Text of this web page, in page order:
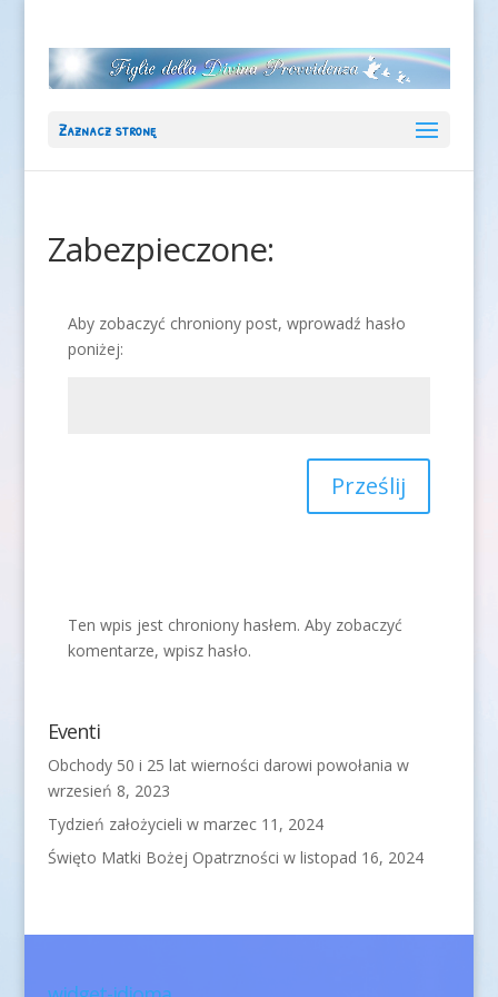
Zaznacz stronę
Zabezpieczone:
Aby zobaczyć chroniony post, wprowadź hasło
poniżej:
Prześlij
Ten wpis jest chroniony hasłem. Aby zobaczyć
komentarze, wpisz hasło.
Eventi
Obchody 50 i 25 lat wierności darowi powołania w
wrzesień 8, 2023
Tydzień założycieli w marzec 11, 2024
Święto Matki Bożej Opatrzności w listopad 16, 2024